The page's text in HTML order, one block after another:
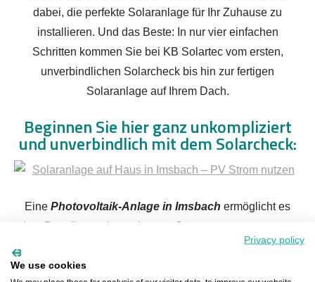
dabei, die perfekte Solaranlage für Ihr Zuhause zu
installieren. Und das Beste: In nur vier einfachen
Schritten kommen Sie bei KB Solartec vom ersten,
unverbindlichen Solarcheck bis hin zur fertigen
Solaranlage auf Ihrem Dach.
Beginnen Sie hier ganz unkompliziert
und unverbindlich mit dem Solarcheck:
Eine Photovoltaik-Anlage in Imsbach ermöglicht es
dem Betreiber, seinen eigenen Strom zu erzeugen, was
mehrere Vorteile mit sich bringt. Zum einen trägt er aktiv
zum Umweltschutz bei, zum anderen wird er
Privacy policy
We use cookies